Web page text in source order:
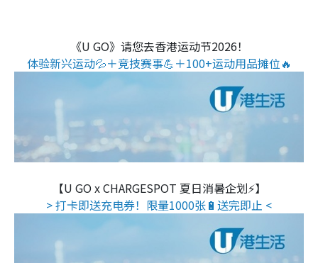
《U GO》请您去香港运动节2026！
体验新兴运动💦＋竞技赛事💪＋100+运动用品摊位🔥
【U GO x CHARGESPOT 夏日消暑企划⚡】
> 打卡即送充电券！限量1000张🔋送完即止 <